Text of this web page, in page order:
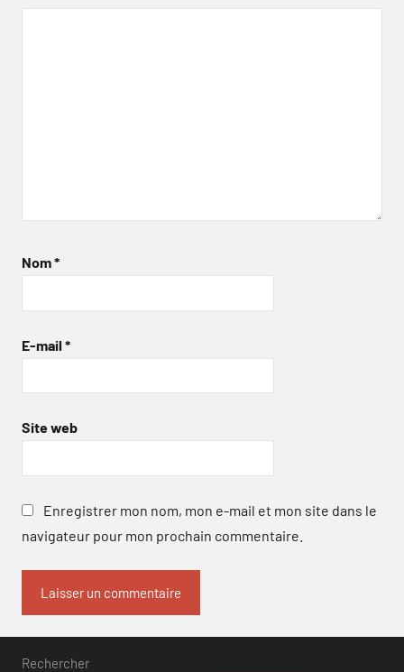
Nom*
E-mail *
Site web
Enregistrer mon nom, mon e-mail et mon site dans le
navigateur pour mon prochain commentaire.
Rechercher